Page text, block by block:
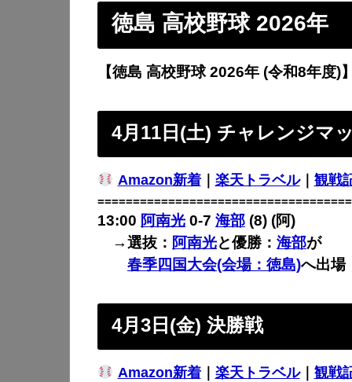
徳島 高校野球 2026年
【徳島 高校野球 2026年 (令和8年度)】
4月11日(土) チャレンジマ
Amazon新着｜ 楽天トラベル｜ 観戦
13:00 阿南光 0-7 海部 (8) (阿)
→選抜： 阿南光と優勝： 海部が
春季四国大会(会場：徳島)へ出場
4月3日(金) 決勝戦
Amazon新着｜ 楽天トラベル｜ 観戦